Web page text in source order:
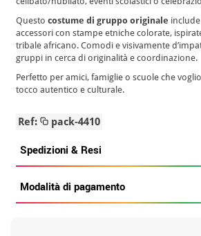
Questocostume di gruppo originale
accessori con stampe etniche colorate,
tribale africano. Comodi e visivamente
gruppi in cerca di originalità e coordinazione.
Perfetto per amici, famiglie o scuole che
tocco autentico e culturale.
Ref: pack-4410
Spedizioni & Resi
Modalità di pagamento